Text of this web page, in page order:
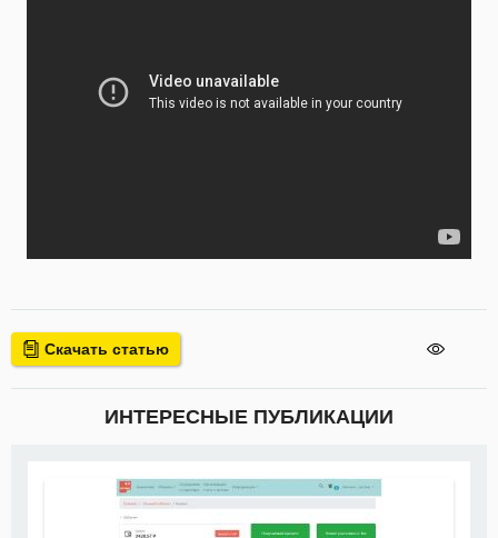
Скачать статью
ИНТЕРЕСНЫЕ ПУБЛИКАЦИИ